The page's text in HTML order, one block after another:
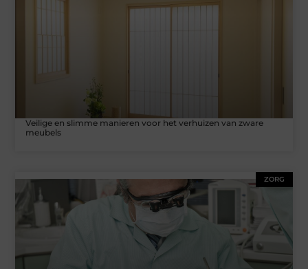
Veilige en slimme manieren voor het verhuizen van zware
meubels
ZORG